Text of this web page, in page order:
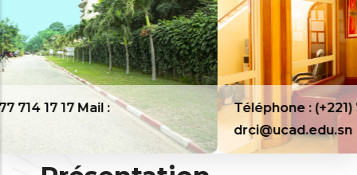
:
Téléphone : (+221) 77 714 17 17
drci@ucad.edu.sn